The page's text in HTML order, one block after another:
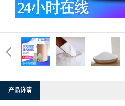
产品详请